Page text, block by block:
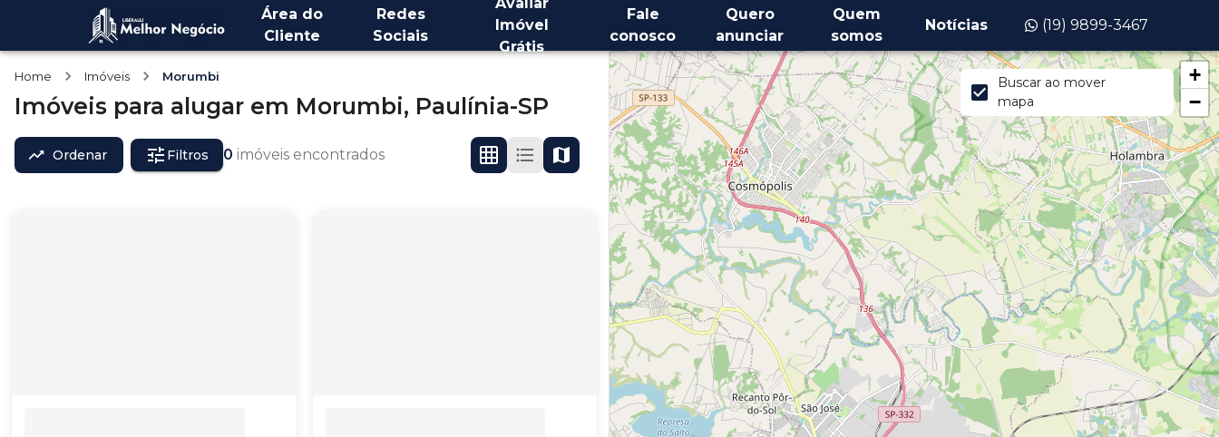
Área do
Cliente
Redes
Sociais
Imóvel
Grátis
Fale
conosco
Quero
anunciar
Quem
somos
Notícias (19) 9899-3467
Home Imóveis Morumbi
Imóveis para alugar em Morumbi, Paulínia-SP
Ordenar Filtros 0 imóveis encontrados
+
−
Buscar ao mover
mapa